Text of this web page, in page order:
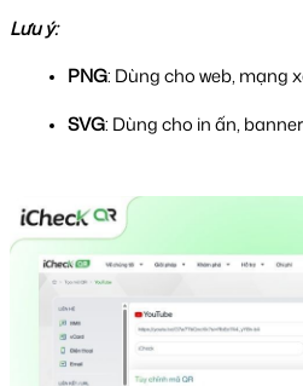
Lưu ý:
PNG: Dùng cho web, mạng
SVG: Dùng cho in ấn,